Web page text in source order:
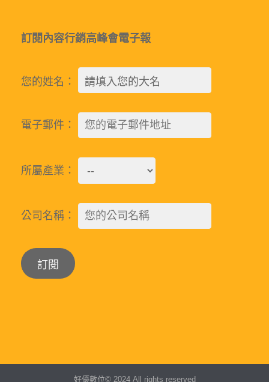
訂閱內容行銷高峰會電子報
您的姓名：
電子郵件：
所屬產業：
公司名稱：
好優數位© 2024 All rights reserved